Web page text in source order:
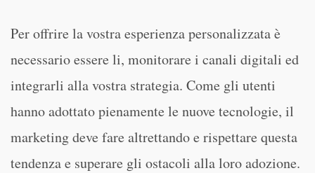
Per offrire la vostra esperienza personalizzata è
necessario essere li, monitorare i canali digitali ed
integrarli alla vostra strategia. Come gli utenti
hanno adottato pienamente le nuove tecnologie, il
marketing deve fare altrettando e rispettare questa
tendenza e superare gli ostacoli alla loro adozione.